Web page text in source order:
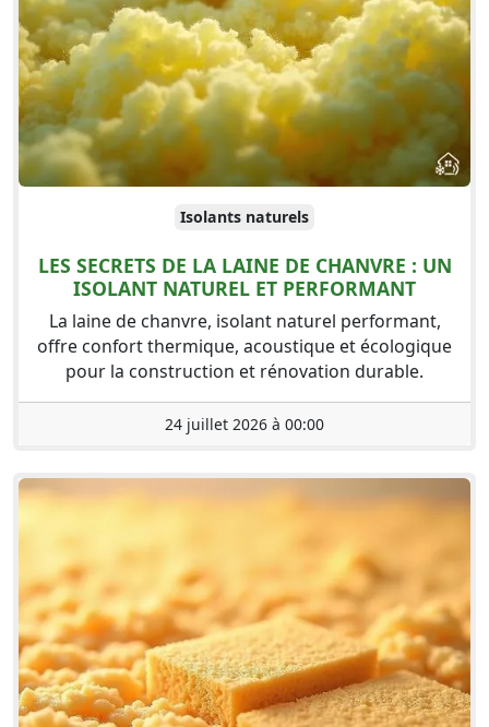
Isolants naturels
LES SECRETS DE LA LAINE DE CHANVRE : UN
ISOLANT NATUREL ET PERFORMANT
La laine de chanvre, isolant naturel performant,
offre confort thermique, acoustique et écologique
pour la construction et rénovation durable.
24 juillet 2026 à 00:00